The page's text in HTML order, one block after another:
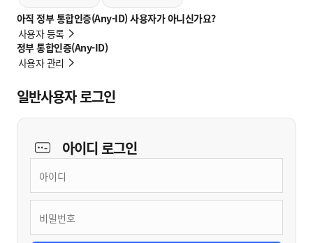
아직 정부 통합인증(Any-ID) 사용자가 아니신가요?
사용자 등록
정부 통합인증(Any-ID)
사용자 관리
일반사용자 로그인
아이디로그인